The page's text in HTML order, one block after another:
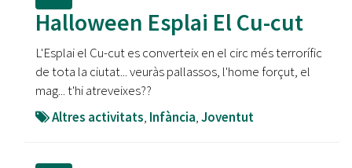
Halloween Esplai El Cu-cut
L'Esplai el Cu-cut es converteix en el circ més terrorífic
de tota la ciutat... veuràs pallassos, l'home forçut, el
mag... t'hi atreveixes??
Altres activitats, Infància,Joventut